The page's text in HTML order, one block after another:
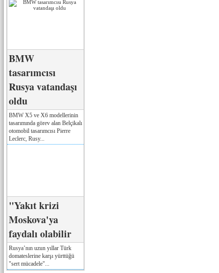
BMW
tasarımcısı
Rusya vatandaşı
oldu
BMW X5 ve X6 modellerinin
tasarımında görev alan Belçikalı
otomobil tasarımcısı Pierre
Leclerc, Rusy...
"Yakıt krizi
Moskova'ya
faydalı olabilir
Rusya’nın uzun yıllar Türk
domateslerine karşı yürttüğü
"sert mücadele"...